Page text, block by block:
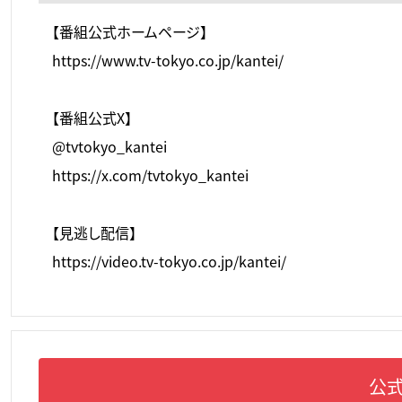
公
【番組公式ホームページ】
https://www.tv-tokyo.co.jp/kantei/
【番組公式X】
@tvtokyo_kantei
https://x.com/tvtokyo_kantei
【見逃し配信】
https://video.tv-tokyo.co.jp/kantei/